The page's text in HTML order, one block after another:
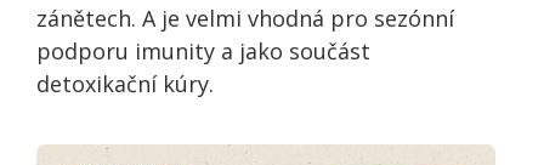
zánětech. A je velmi vhodná pro sezónní
podporu imunity a jako součást
detoxikační kúry.